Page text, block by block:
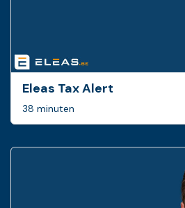
Eleas Tax Alert
38 minuten